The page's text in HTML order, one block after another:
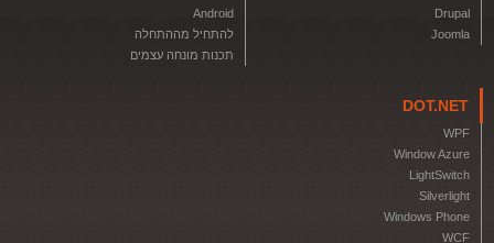
Drupal
Joomla
Android
להתחיל מההתחלה
תכנות מונחה עצמים
DOT.NET
WPF
Window Azure
LightSwitch
Silverlight
Windows Phone
WCF